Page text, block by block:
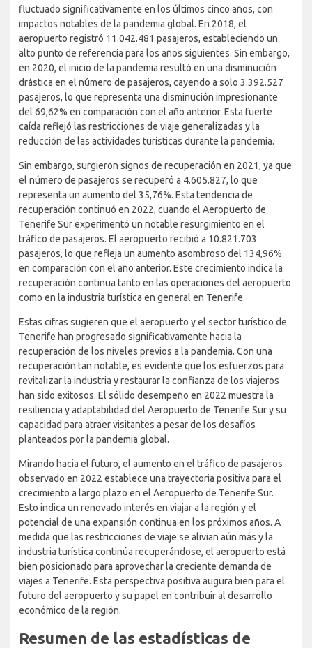
fluctuado significativamente en los últimos cinco años, con
impactos notables de la pandemia global. En 2018, el
aeropuerto registró 11.042.481 pasajeros, estableciendo un
alto punto de referencia para los años siguientes. Sin embargo,
en 2020, el inicio de la pandemia resultó en una disminución
drástica en el número de pasajeros, cayendo a solo 3.392.527
pasajeros, lo que representa una disminución impresionante
del 69,62% en comparación con el año anterior. Esta fuerte
caída reflejó las restricciones de viaje generalizadas y la
reducción de las actividades turísticas durante la pandemia.
Sin embargo, surgieron signos de recuperación en 2021, ya que
el número de pasajeros se recuperó a 4.605.827, lo que
representa un aumento del 35,76%. Esta tendencia de
recuperación continuó en 2022, cuando el Aeropuerto de
Tenerife Sur experimentó un notable resurgimiento en el
tráfico de pasajeros. El aeropuerto recibió a 10.821.703
pasajeros, lo que refleja un aumento asombroso del 134,96%
en comparación con el año anterior. Este crecimiento indica la
recuperación continua tanto en las operaciones del aeropuerto
como en la industria turística en general en Tenerife.
Estas cifras sugieren que el aeropuerto y el sector turístico de
Tenerife han progresado significativamente hacia la
recuperación de los niveles previos a la pandemia. Con una
recuperación tan notable, es evidente que los esfuerzos para
revitalizar la industria y restaurar la confianza de los viajeros
han sido exitosos. El sólido desempeño en 2022 muestra la
resiliencia y adaptabilidad del Aeropuerto de Tenerife Sur y su
capacidad para atraer visitantes a pesar de los desafíos
planteados por la pandemia global.
Mirando hacia el futuro, el aumento en el tráfico de pasajeros
observado en 2022 establece una trayectoria positiva para el
crecimiento a largo plazo en el Aeropuerto de Tenerife Sur.
Esto indica un renovado interés en viajar a la región y el
potencial de una expansión continua en los próximos años. A
medida que las restricciones de viaje se alivian aún más y la
industria turística continúa recuperándose, el aeropuerto está
bien posicionado para aprovechar la creciente demanda de
viajes a Tenerife. Esta perspectiva positiva augura bien para el
futuro del aeropuerto y su papel en contribuir al desarrollo
económico de la región.
Resumen de las estadísticas de